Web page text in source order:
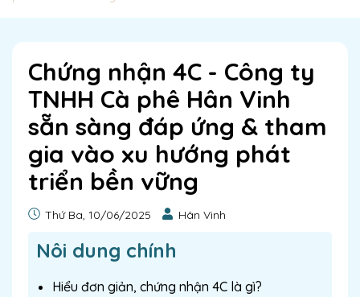
Chứng nhận 4C - Công ty
TNHH Cà phê Hân Vinh
sẵn sàng đáp ứng & tham
gia vào xu hướng phát
triển bền vững
Thứ Ba, 10/06/2025 Hân Vinh
Nôi dung chính
Hiểu đơn giản, chứng nhận 4C là gì?